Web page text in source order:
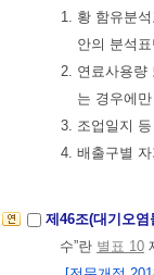
1. 황 함유분
안의 분석
2. 연료사용량
는 경우에
3. 조업일지
4. 배출구별
제46조(대기오
수”란 별표 10